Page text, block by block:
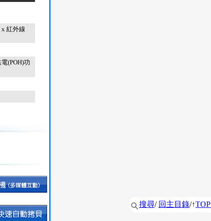
搜尋/ 回主目錄/↑
x 紅外線
(POH)功